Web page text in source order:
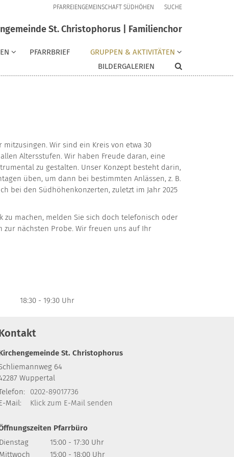
PFARREIENGEMEINSCHAFT SÜDHÖHEN SUCHE
St. Christophorus | Familienchor
PFARRBRIEF
GRUPPEN & AKTIVITÄTEN
BILDERGALERIEN
Wir sind ein Kreis von etwa 30
Altersstufen. Wir haben Freude daran, eine
zu gestalten. Unser Konzept besteht darin,
üben, um dann bei bestimmten Anlässen, z. B.
bei den Südhöhenkonzerten, zuletzt im Jahr 2025
zu machen, melden Sie sich doch telefonisch oder
nächsten Probe. Wir freuen uns auf Ihr
18:30 - 19:30 Uhr
St. Christophorus
64
Wuppertal
0202-89017736
Mail:
Klick zum E-Mail senden
Pfarrbüro
Dienstag
15:00 - 17:30 Uhr
Mittwoch
15:00 - 18:00 Uhr